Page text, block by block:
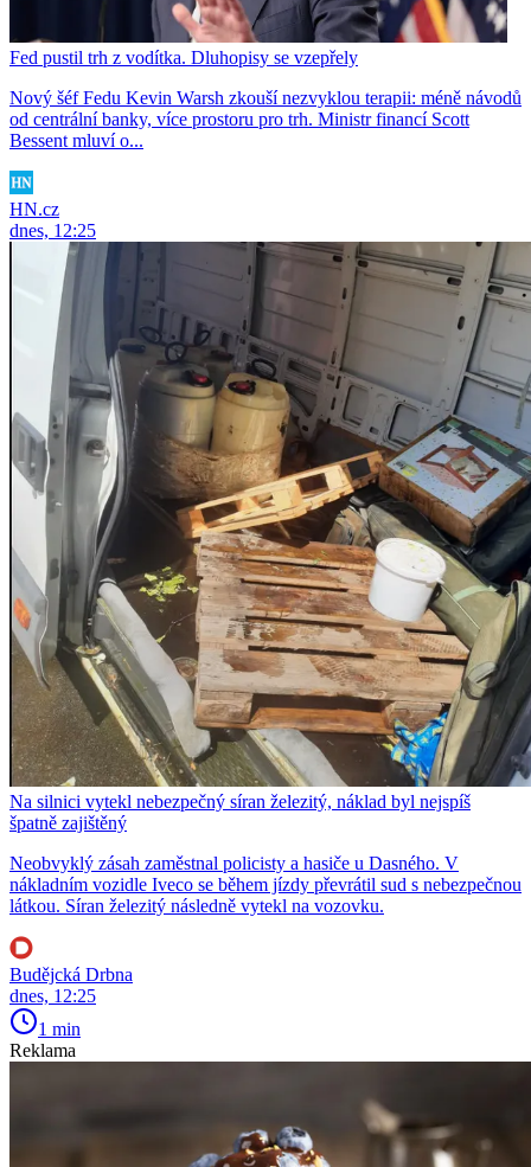
Fed pustil trh z vodítka. Dluhopisy se vzepřely
Nový šéf Fedu Kevin Warsh zkouší nezvyklou terapii: méně návodů
od centrální banky, více prostoru pro trh. Ministr financí Scott
Bessent mluví o...
HN.cz
dnes, 12:25
Na silnici vytekl nebezpečný síran železitý, náklad byl nejspíš
špatně zajištěný
Neobvyklý zásah zaměstnal policisty a hasiče u Dasného. V
nákladním vozidle Iveco se během jízdy převrátil sud s nebezpečnou
látkou. Síran železitý následně vytekl na vozovku.
Budějcká Drbna
dnes, 12:25
1 min
Reklama